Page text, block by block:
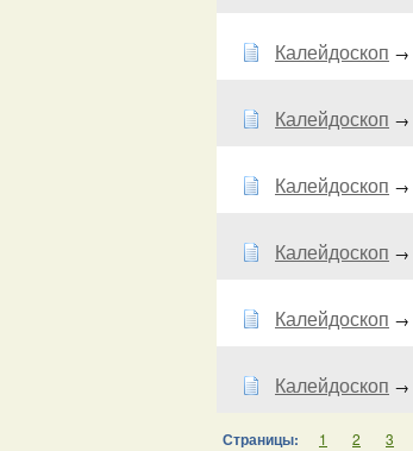
Калейдоскоп →
Калейдоскоп →
Калейдоскоп →
Калейдоскоп →
Калейдоскоп →
Калейдоскоп →
Страницы: 1 2 3